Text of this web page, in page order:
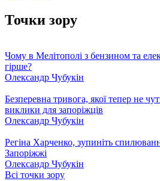
Точки зору
Чому в Мелітополі з бензином та
гірше?
Олександр Чубукін
Безперевна тривога, якої тепер не
виклики для запоріжців
Олександр Чубукін
Регіна Харченко, зупиніть
Запоріжжі
Олександр Чубукін
Всі точки зору